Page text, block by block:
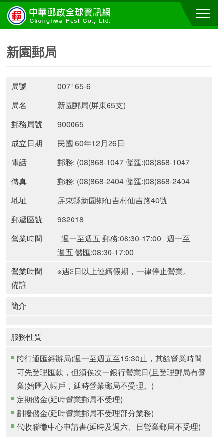
新園郵局
局號
007165-6
局名
新園郵局(屏東65支)
郵務局號
900065
成立日期
民國 60年12月26日
電話
郵務: (08)868-1047 儲匯:(08)868-1047
傳真
郵務: (08)868-2404 儲匯:(08)868-2404
地址
屏東縣新園鄉仙吉村仙吉路40號
郵遞區號
932018
營業時間
週一至週五 郵務:08:30-17:00 週一至
週五 儲匯:08:30-17:00
營業時間
備註
※遇3日以上連續假期，一律停止營業。
簡介
服務性質
跨行通匯經辦局(週一至週五至15:30止，其餘營業時間
可先受理匯款，但須俟次一銀行營業日(且受理郵局有營
業)始匯入帳戶，延時營業郵局不受理。)
定期儲金(延時營業郵局不受理)
劃撥儲金(延時營業郵局不受理部分業務)
代收聯徵中心申請書(延時及週六、日營業郵局不受理)